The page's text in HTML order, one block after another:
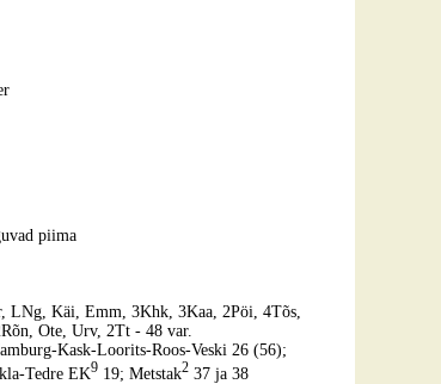
piima
LNg, Käi, Emm, 3Khk, 3Kaa, 2Pöi, 4Tõs,
Ote, Urv, 2Tt - 48 var.
Kask-Loorits-Roos-Veski 26 (56);
Tedre EK9 19; Metstak2 37 ja 38